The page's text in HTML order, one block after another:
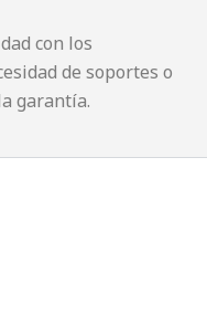
con los
de soportes o
garantía.